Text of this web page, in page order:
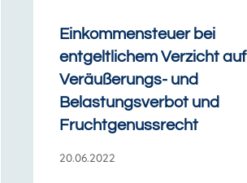
Einkommensteuer bei
entgeltlichem Verzicht auf
Veräußerungs- und
Belastungsverbot und
Fruchtgenussrecht
20.06.2022